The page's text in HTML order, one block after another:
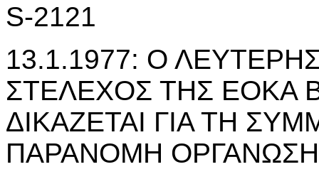
S-2121
13.1.1977: Ο
ΣΤΕΛΕΧΟΣ ΤΗΣ ΕΟΚΑ
ΔΙΚΑΖΕΤΑΙ ΓΙΑ ΤΗ
ΠΑΡΑΝΟΜΗ